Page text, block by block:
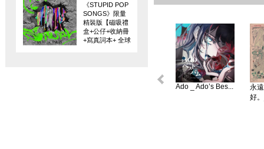
《STUPID POP
SONGS》限量
精裝版【磁吸禮
盒+公仔+收納冊
+寫真詞本+ 全球
Ado _ Ado’s Bes...
永
好